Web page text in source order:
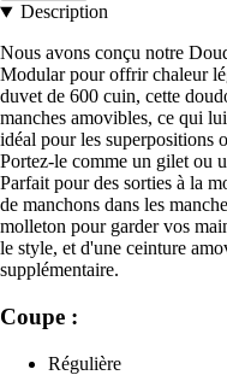
Description
Nous avons conçu notre
Modular pour offrir chaleur
duvet de 600 cuin, cette
manches amovibles, ce qui
idéal pour les superpositions
Portez-le comme un gilet ou
Parfait pour des sorties à la
de manchons dans les
molleton pour garder vos
le style, et d'une ceinture
supplémentaire.
Coupe :
Régulière